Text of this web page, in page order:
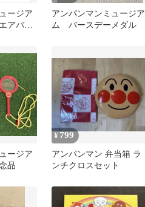
ージア
バル
アンパンマンミュージア
ム バースデーメダル
ージア
品
¥ 799
アンパンマン 弁当箱 ラ
ンチクロスセット